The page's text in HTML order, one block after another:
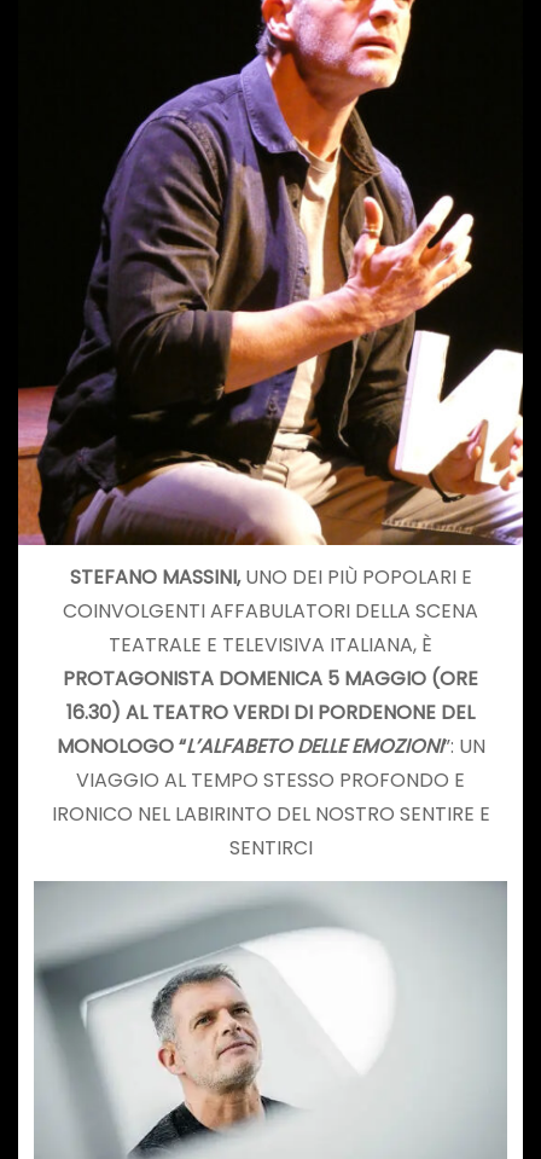
STEFANO MASSINI,UNO DEI PIÙ POPOLARI E
COINVOLGENTI AFFABULATORI DELLA SCENA
TEATRALE E TELEVISIVA ITALIANA, È
PROTAGONISTA DOMENICA 5 MAGGIO (ORE
16.30) AL TEATRO VERDI DI PORDENONE DEL
MONOLOGO “L’ALFABETO DELLE EMOZIONI”: UN
VIAGGIO AL TEMPO STESSO PROFONDO E
IRONICO NEL LABIRINTO DEL NOSTRO SENTIRE E
SENTIRCI